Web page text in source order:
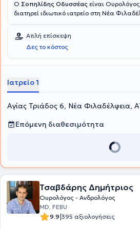
Ο Σοπηλίδης Οδυσσέας είναι
διατηρεί ιδιωτικό ιατρείο στη Νέα
ειδικεύτηκε στην Ουρολογία στη Β'
Γενικού Νοσοκομείου Αττικής
μετεκπαίδευση του στο Λονδίνο. Το
εστιάζεται στη Λαπαρασκοπική
Ελληνικής Ουρολογικής Εταιρείας.
Απλή επίσκεψη
Δες το κόστος
Ιατρείο 1
Αγίας Τριάδος 6, Νέα Φιλαδέλφεια,
Επόμενη διαθεσιμότητα
Τσαβδάρης Δημήτριος
Ουρολόγος - Ανδρολόγος
MD, FEBU
9.9|395 αξιολογήσεις